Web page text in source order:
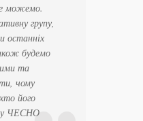
можемо.
групу,
останніх
будемо
та
чому
його
ЧЕСНО